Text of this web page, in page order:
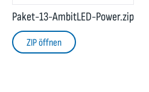
Paket-13-AmbitLED-Power.zip
ZIP öffnen